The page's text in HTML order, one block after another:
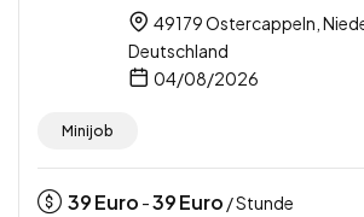
49179 Ostercappeln,
Deutschland
04/08/2026
Minijob
39Euro -39Euro / Stunde